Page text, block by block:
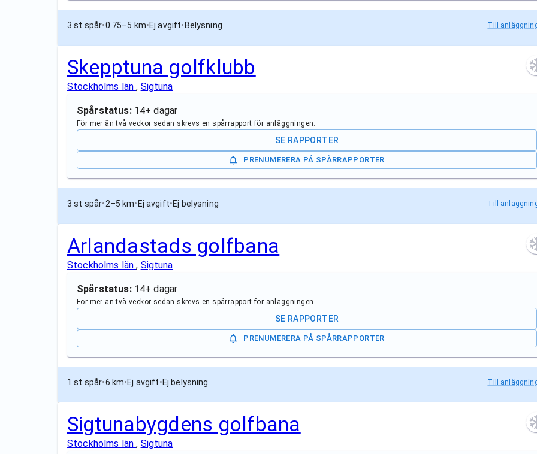
3 st spår•0.75–5 km•Ej avgift• Belysning Till
Skepptuna golfklubb
Stockholms län, Sigtuna
Spårstatus: 14+ dagar
För mer än två veckor sedan skrevs en spårrapport för anläggningen.
SE RAPPORTER
PRENUMERERA PÅ SPÅRRAPPORTER
3 st spår•2–5 km• Ej avgift•Ej belysning Till
Arlandastads golfbana
Stockholms län, Sigtuna
Spårstatus: 14+ dagar
För mer än två veckor sedan skrevs en spårrapport för anläggningen.
SE RAPPORTER
PRENUMERERA PÅ SPÅRRAPPORTER
1 st spår•6 km•Ej avgift•Ej belysning Till
Sigtunabygdens golfbana
Stockholms län, Sigtuna